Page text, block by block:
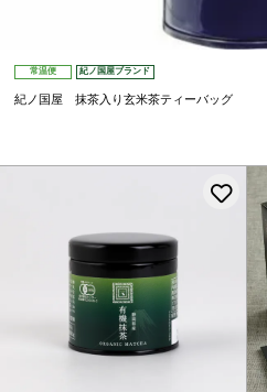
常温便 紀ノ国屋ブランド
紀ノ国屋 抹茶入り玄米茶ティーバッグ